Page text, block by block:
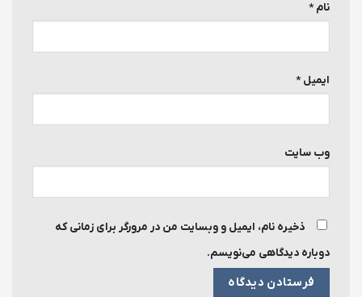
نام*
ایمیل*
وب‌ سایت
ذخیره نام، ایمیل و وبسایت من در مرورگر برای زمانی که
دوباره دیدگاهی می‌نویسم.